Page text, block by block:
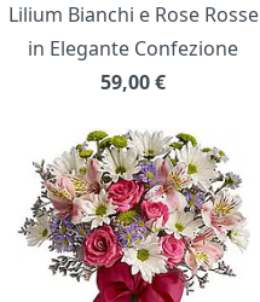
Lilium Bianchi e Rose Rosse
in Elegante Confezione
59,00€